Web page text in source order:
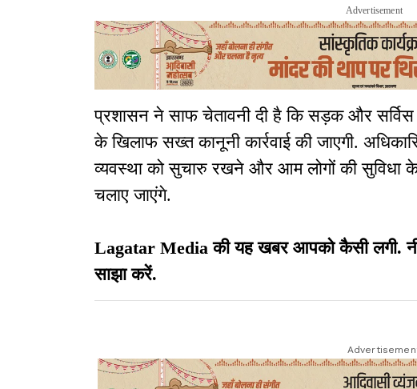
Advertisement
प्रशासन ने साफ चेतावनी दी है कि सड़क और सर्विस
के खिलाफ सख्त कानूनी कार्रवाई की जाएगी.
व्यवस्था को सुचारु रखने और आम लोगों की सुविधा
चलाए जाएंगे.
Lagatar Media की यह खबर आपको कैसी लगी.
साझा करें.